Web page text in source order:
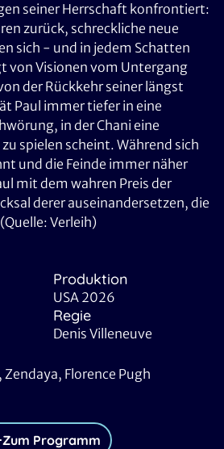
seiner Herrschaft konfrontiert:
zurück, schreckliche neue
sich - und in jedem Schatten
von Visionen vom Untergang
der Rückkehr seiner längst
Paul immer tiefer in eine
in der Chani eine
spielen scheint. Während sich
und die Feinde immer näher
mit dem wahren Preis der
derer auseinandersetzen, die
Verleih)
Produktion
USA 2026
Regie
Denis Villeneuve
Florence Pugh
Zum Programm